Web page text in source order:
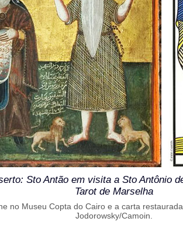
Sto Antão em visita a Sto
Tarot de Marselha
no Museu Copta do Cairo e a carta
Jodorowsky/Camoin.